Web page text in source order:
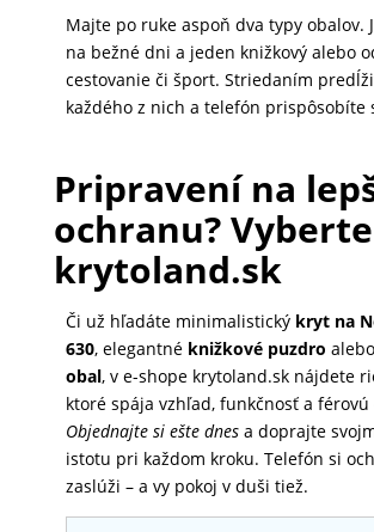
Majte po ruke aspoň dva typy obalov.
na bežné dni a jeden knižkový alebo
cestovanie či šport. Striedaním
každého z nich a telefón prispôsobíte
Pripravení na
ochranu?
krytoland.sk
Či už hľadáte minimalistický kryt na
630, elegantné knižkové puzdro alebo
obal, v e-shope krytoland.sk nájdete
ktoré spája vzhľad, funkčnosť a férovú
Objednajte si ešte dnesa doprajte
istotu pri každom kroku. Telefón si
zaslúži – a vy pokoj v duši tiež.